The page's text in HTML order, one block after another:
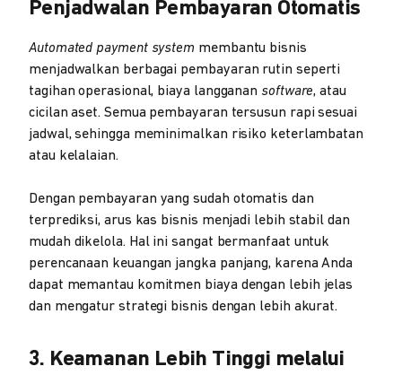
Penjadwalan Pembayaran Otomatis
Automated payment system membantu bisnis
menjadwalkan berbagai pembayaran rutin seperti
tagihan operasional, biaya langganan software, atau
cicilan aset. Semua pembayaran tersusun rapi sesuai
jadwal, sehingga meminimalkan risiko keterlambatan
atau kelalaian.
Dengan pembayaran yang sudah otomatis dan
terprediksi, arus kas bisnis menjadi lebih stabil dan
mudah dikelola. Hal ini sangat bermanfaat untuk
perencanaan keuangan jangka panjang, karena Anda
dapat memantau komitmen biaya dengan lebih jelas
dan mengatur strategi bisnis dengan lebih akurat.
3. Keamanan Lebih Tinggi melalui